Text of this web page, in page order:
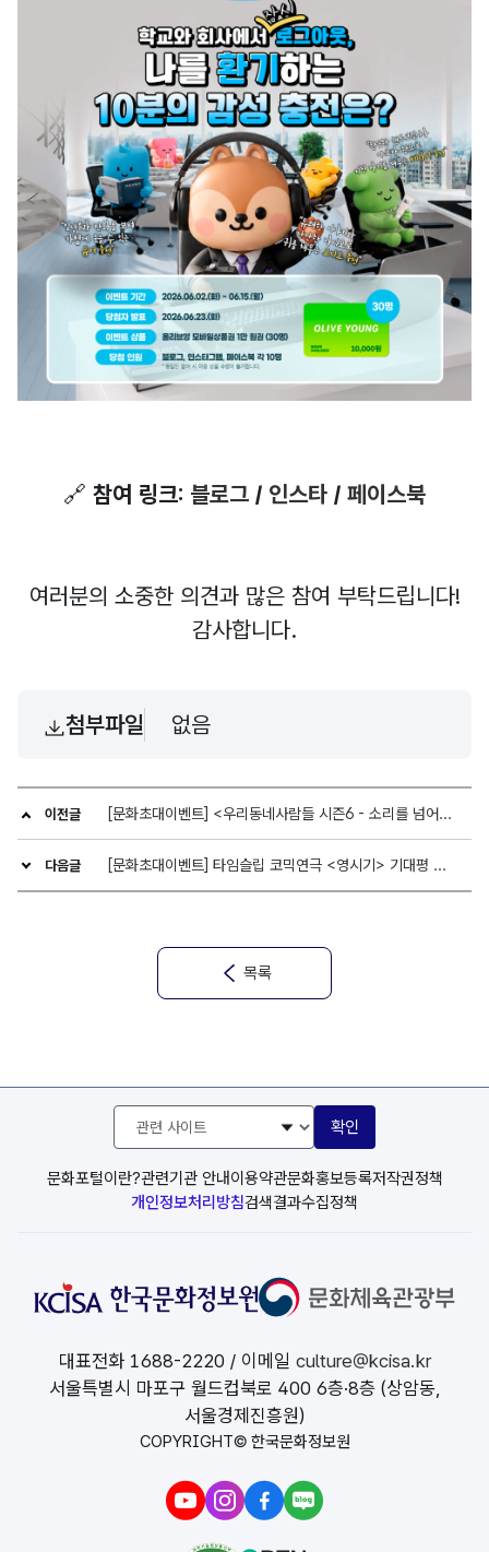
🔗 참여 링크: 블로그/ 인스타/ 페이스북
여러분의 소중한 의견과 많은 참여 부탁드립니다!
감사합니다.
첨부파일 없음
이전글 [문화초대이벤트] <우리동네사람들 시즌6 - 소리를 넘어, 마음으로> 기대평 쓰고 무료티켓 받자!
다음글 [문화초대이벤트] 타임슬립 코믹연극 <영시기> 기대평 쓰고 무료티켓 받자!
목록
문화포털이란?관련기관 안내이용약관문화홍보등록저작권정책
개인정보처리방침검색결과수집정책
관
사
이
트
확인
대표전화 1688-2220 / 이메일 culture@kcisa.kr
서울특별시 마포구 월드컵북로 400 6층·8층 (상암동,
서울경제진흥원)
COPYRIGHT© 한국문화정보원